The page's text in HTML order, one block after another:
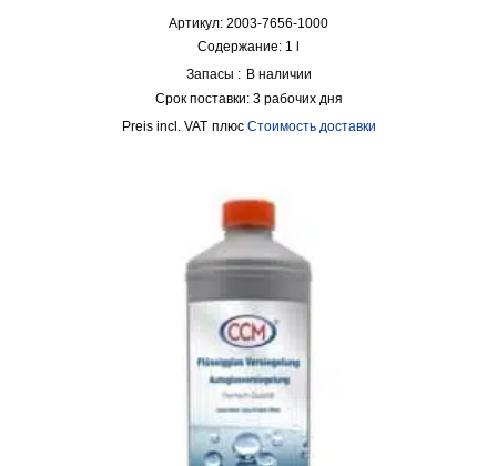
Артикул: 2003-7656-1000
Содержание: 1 l
Запасы : В наличии
Срок поставки: 3 рабочих дня
incl. VAT плюс Стоимость доставки